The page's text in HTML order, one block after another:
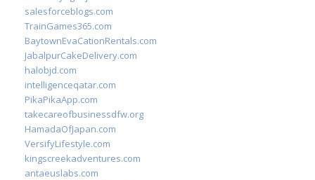
salesforceblogs.com
TrainGames365.com
BaytownEvaCationRentals.com
JabalpurCakeDelivery.com
halobjd.com
intelligenceqatar.com
PikaPikaApp.com
takecareofbusinessdfw.org
HamadaOfJapan.com
VersifyLifestyle.com
kingscreekadventures.com
antaeuslabs.com